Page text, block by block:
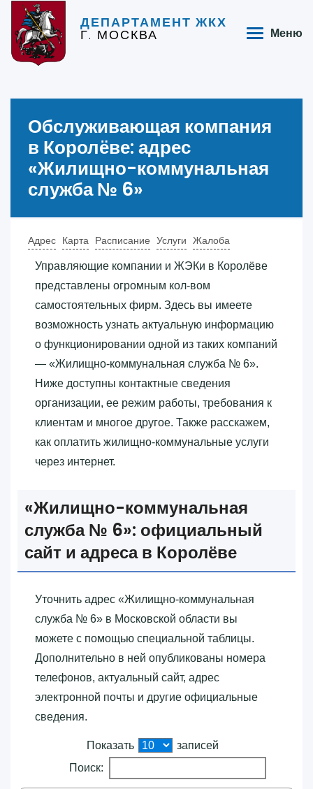
ДЕПАРТАМЕНТ ЖКХ
Г. МОСКВА Меню
Обслуживающая компания
в Королёве: адрес
«‎Жилищно-коммунальная
служба № 6»‎
Адрес Карта Расписание Услуги Жалоба
Управляющие компании и ЖЭКи в Королёве
представлены огромным кол-вом
самостоятельных фирм. Здесь вы имеете
возможность узнать актуальную информацию
о функционировании одной из таких компаний
— «‎Жилищно-коммунальная служба № 6»‎.
Ниже доступны контактные сведения
организации, ее режим работы, требования к
клиентам и многое другое. Также расскажем,
как оплатить жилищно-коммунальные услуги
через интернет.
«‎Жилищно-коммунальная
служба № 6»‎: официальный
сайт и адреса в Королёве
Уточнить адрес «‎Жилищно-коммунальная
служба № 6»‎ в Московской области вы
можете с помощью специальной таблицы.
Дополнительно в ней опубликованы номера
телефонов, актуальный сайт, адрес
электронной почты и другие официальные
сведения.
Показать
записей
Поиск: